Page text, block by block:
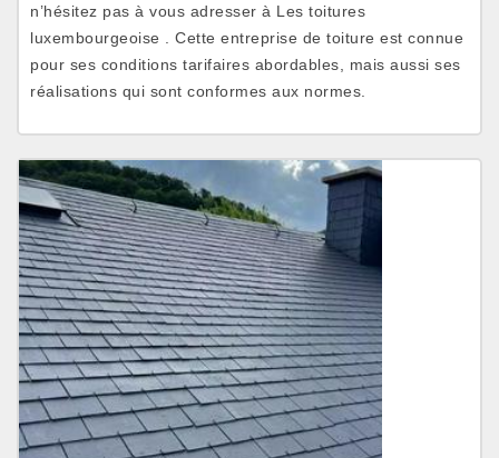
n’hésitez pas à vous adresser à Les toitures
luxembourgeoise . Cette entreprise de toiture est connue
pour ses conditions tarifaires abordables, mais aussi ses
réalisations qui sont conformes aux normes.